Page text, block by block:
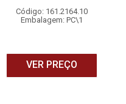
Código: 161.2164.10
Embalagem: PC\1
VER PREÇO